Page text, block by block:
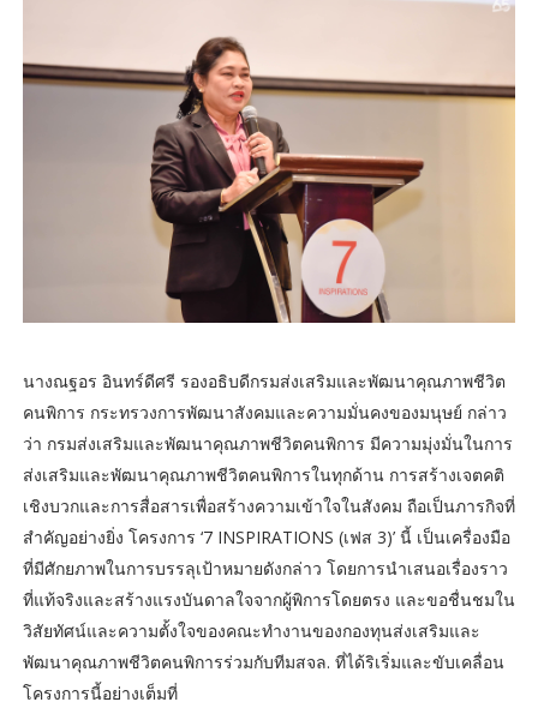
นางณฐอร อินทร์ดีศรี รองอธิบดีกรมส่งเสริมและพัฒนาคุณภาพชีวิต
คนพิการ กระทรวงการพัฒนาสังคมและความมั่นคงของมนุษย์ กล่าว
ว่า กรมส่งเสริมและพัฒนาคุณภาพชีวิตคนพิการ มีความมุ่งมั่นในการ
ส่งเสริมและพัฒนาคุณภาพชีวิตคนพิการในทุกด้าน การสร้างเจตคติ
เชิงบวกและการสื่อสารเพื่อสร้างความเข้าใจในสังคม ถือเป็นภารกิจที่
สำคัญอย่างยิ่ง โครงการ ‘7 INSPIRATIONS (เฟส 3)’ นี้ เป็นเครื่องมือ
ที่มีศักยภาพในการบรรลุเป้าหมายดังกล่าว โดยการนำเสนอเรื่องราว
ที่แท้จริงและสร้างแรงบันดาลใจจากผู้พิการโดยตรง และขอชื่นชมใน
วิสัยทัศน์และความตั้งใจของคณะทำงานของกองทุนส่งเสริมและ
พัฒนาคุณภาพชีวิตคนพิการร่วมกับทีมสจล. ที่ได้ริเริ่มและขับเคลื่อน
โครงการนี้อย่างเต็มที่